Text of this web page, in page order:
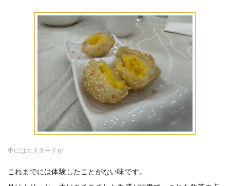
中にはカスタードが
これまでには体験したことがない味です。